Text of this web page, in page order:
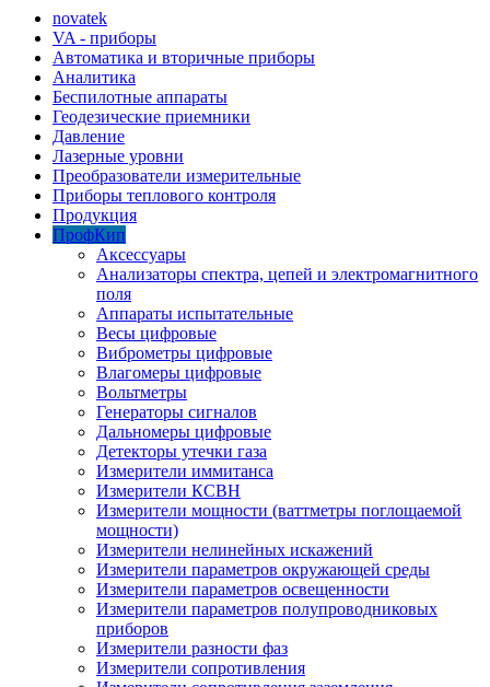
novatek
VA - приборы
Автоматика и вторичные приборы
Аналитика
Беспилотные аппараты
Геодезические приемники
Давление
Лазерные уровни
Преобразователи измерительные
Приборы теплового контроля
Продукция
ПрофКип
Аксессуары
Анализаторы спектра, цепей и электромагнитного
поля
Аппараты испытательные
Весы цифровые
Виброметры цифровые
Влагомеры цифровые
Вольтметры
Генераторы сигналов
Дальномеры цифровые
Детекторы утечки газа
Измерители иммитанса
Измерители КСВН
Измерители мощности (ваттметры поглощаемой
мощности)
Измерители нелинейных искажений
Измерители параметров окружающей среды
Измерители параметров освещенности
Измерители параметров полупроводниковых
приборов
Измерители разности фаз
Измерители сопротивления